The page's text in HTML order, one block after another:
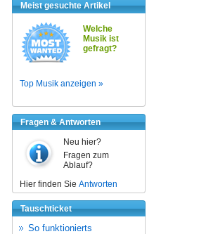
Meist gesuchte Artikel
Welche
Musik ist
gefragt?
Top Musik anzeigen »
Fragen & Antworten
Neu hier?
Fragen zum
Ablauf?
Hier finden Sie Antworten
Tauschticket
So funktionierts